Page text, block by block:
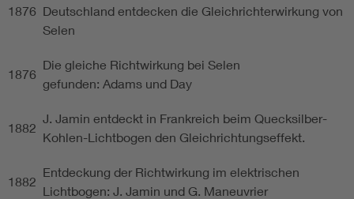
1876 Deutschland entdecken die Gleichrichterwirkung von
Selen
1876
Die gleiche Richtwirkung bei Selen
gefunden: Adams und Day
1882
J. Jamin entdeckt in Frankreich beim Quecksilber-
Kohlen-Lichtbogen den Gleichrichtungseffekt.
1882
Entdeckung der Richtwirkung im elektrischen
Lichtbogen: J. Jamin und G. Maneuvrier